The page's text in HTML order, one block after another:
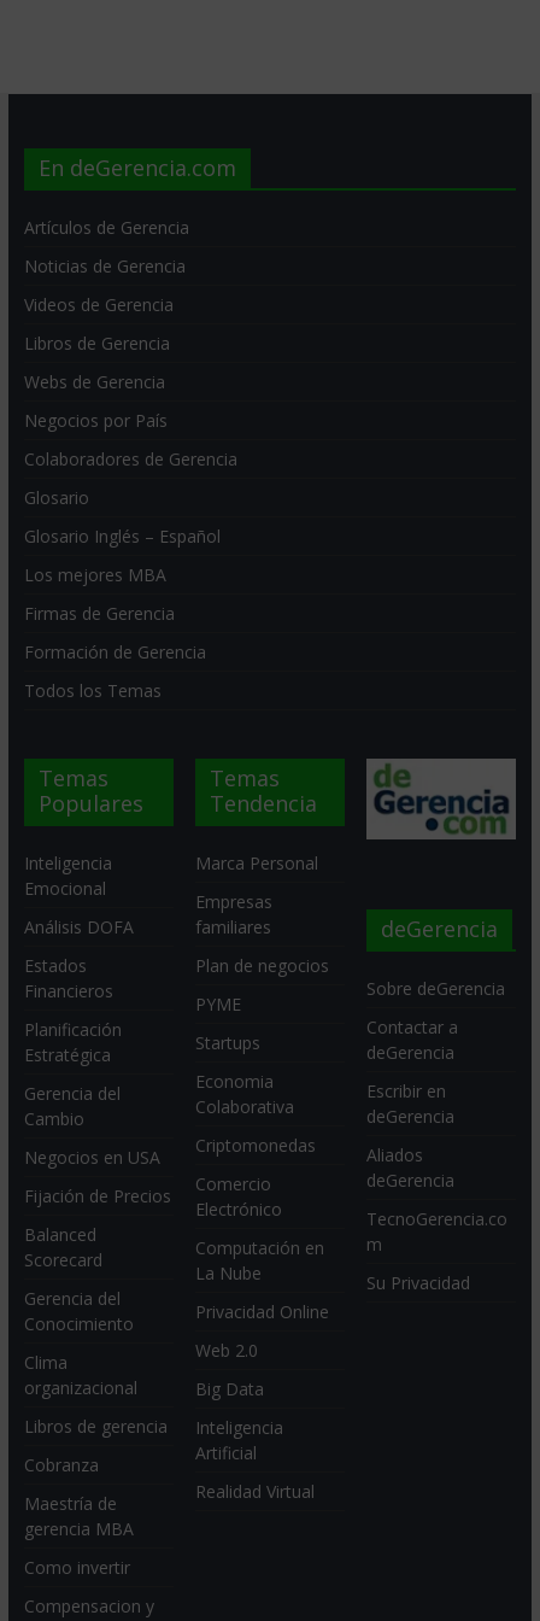
En deGerencia.com
Artículos de Gerencia
Noticias de Gerencia
Videos de Gerencia
Libros de Gerencia
Webs de Gerencia
Negocios por País
Colaboradores de Gerencia
Glosario
Glosario Inglés – Español
Los mejores MBA
Firmas de Gerencia
Formación de Gerencia
Todos los Temas
Temas
Populares
Inteligencia
Emocional
Análisis DOFA
Estados
Financieros
Planificación
Estratégica
Gerencia del
Cambio
Negocios en USA
Fijación de Precios
Balanced
Scorecard
Gerencia del
Conocimiento
Clima
organizacional
Libros de gerencia
Cobranza
Maestría de
gerencia MBA
Como invertir
Compensacion y
Temas
Tendencia
Marca Personal
Empresas
familiares
Plan de negocios
PYME
Startups
Economia
Colaborativa
Criptomonedas
Comercio
Electrónico
Computación en
La Nube
Privacidad Online
Web 2.0
Big Data
Inteligencia
Artificial
Realidad Virtual
deGerencia
Sobre deGerencia
Contactar a
deGerencia
Escribir en
deGerencia
Aliados
deGerencia
TecnoGerencia.co
m
Su Privacidad